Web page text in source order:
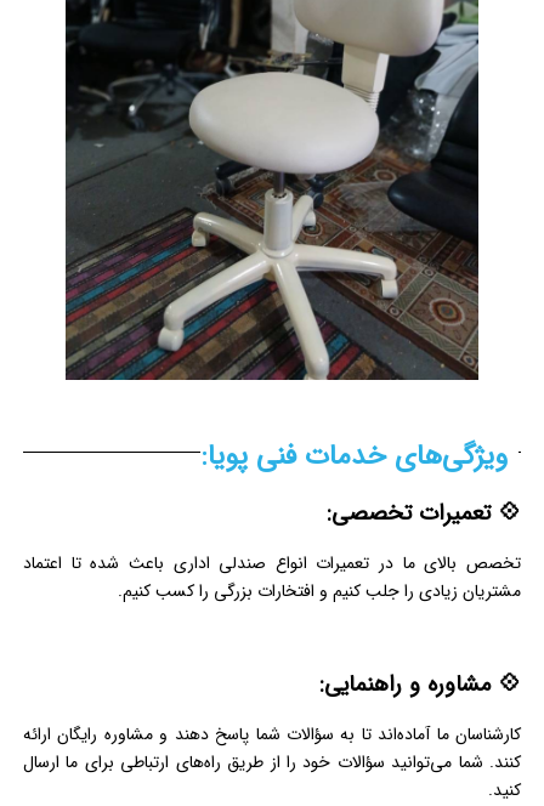
ویژگی‌های خدمات فنی پویا:
💠 تعمیرات تخصصی:
تخصص بالای ما در تعمیرات انواع صندلی اداری باعث شده تا اعتماد
مشتریان زیادی را جلب کنیم و افتخارات بزرگی را کسب کنیم.
💠 مشاوره و راهنمایی:
کارشناسان ما آماده‌اند تا به سؤالات شما پاسخ دهند و مشاوره رایگان ارائه
کنند. شما می‌توانید سؤالات خود را از طریق راه‌های ارتباطی برای ما ارسال
کنید.